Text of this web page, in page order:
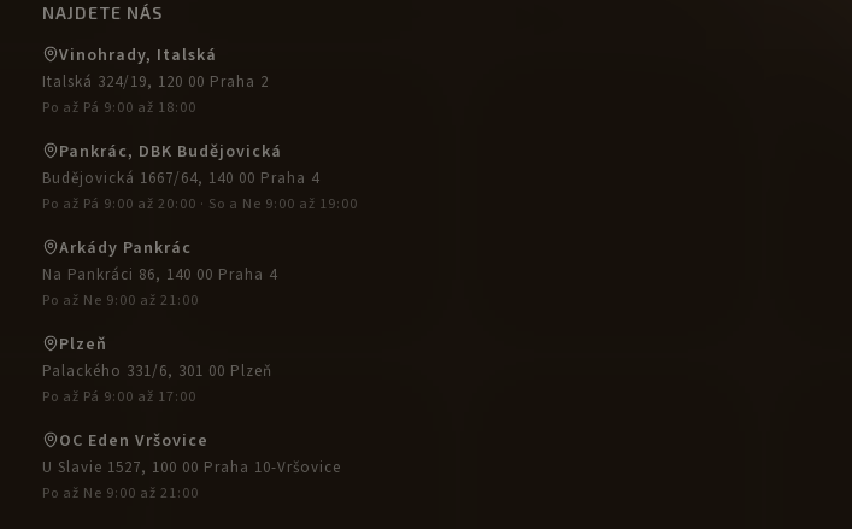
NAJDETE NÁS
Vinohrady, Italská
Italská 324/19, 120 00 Praha 2
Po až Pá 9:00 až 18:00
Pankrác, DBK Budějovická
Budějovická 1667/64, 140 00 Praha 4
Po až Pá 9:00 až 20:00 · So a Ne 9:00 až 19:00
Arkády Pankrác
Na Pankráci 86, 140 00 Praha 4
Po až Ne 9:00 až 21:00
Plzeň
Palackého 331/6, 301 00 Plzeň
Po až Pá 9:00 až 17:00
OC Eden Vršovice
U Slavie 1527, 100 00 Praha 10-Vršovice
Po až Ne 9:00 až 21:00